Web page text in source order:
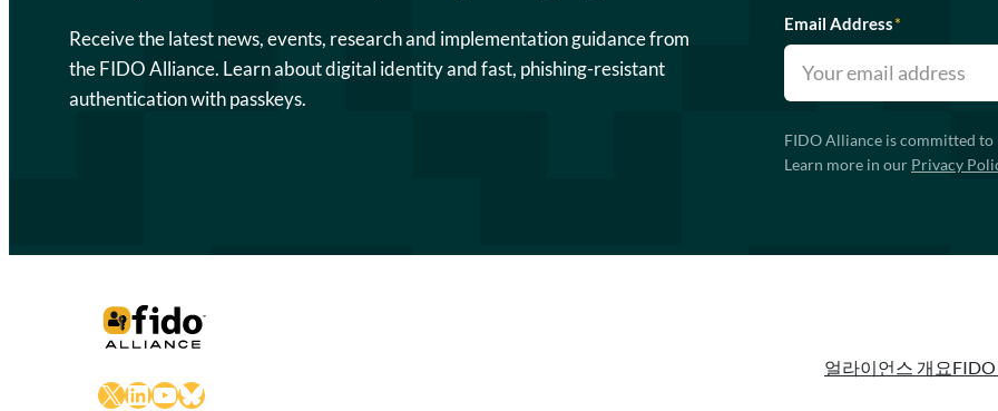
Receive the latest news, events, research and implementation guidance from
the FIDO Alliance. Learn about digital identity and fast, phishing-resistant
authentication with passkeys.
Email Address*
FIDO Alliance is committed
Learn more in our Privacy
X LinkedIn
YouTube
Bluesky
얼라이언스 개요FIDO